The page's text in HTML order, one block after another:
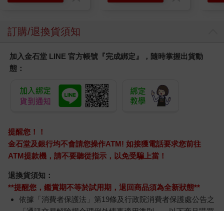
訂購/退換貨須知
加入金石堂 LINE 官方帳號『完成綁定』，隨時掌握出貨動
態：
提醒您！！
金石堂及銀行均不會請您操作ATM! 如接獲電話要求您前往
ATM提款機，請不要聽從指示，以免受騙上當！
退換貨須知：
**提醒您，鑑賞期不等於試用期，退回商品須為全新狀態**
依據「消費者保護法」第19條及行政院消費者保護處公告之